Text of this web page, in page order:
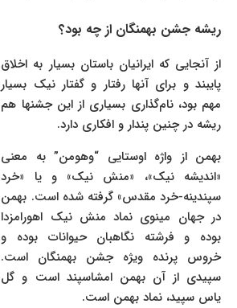
ریشه جشن بهمنگان از چه بود؟
از آنجایی که ایرانیان باستان بسیار به اخلاق
پایبند و برای آنها رفتار و گفتار نیک بسیار
مهم بود، نام‌گذاری بسیاری از این جشنها هم
ریشه در چنین پندار و افکاری دارد.
بهمن از واژه اوستایی “وهومن” به معنی
«اندیشه نیک»، «منش نیک» و یا «خرد
سپندینه-خرد مقدس» گرفته شده است. بهمن
در جهان مینوی نماد منش نیک اهورامزدا
بوده و فرشته نگاهبان حیوانات بوده و
خروس پرنده ویژه جشن بهمنگان است.
سپیدی از آن بهمن امشاسپند است و گل
یاس سپید، نماد بهمن است.